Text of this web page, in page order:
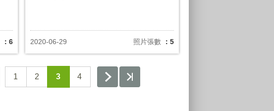
：6 2020-06-29 照片張數 ：5
1 2 3 4